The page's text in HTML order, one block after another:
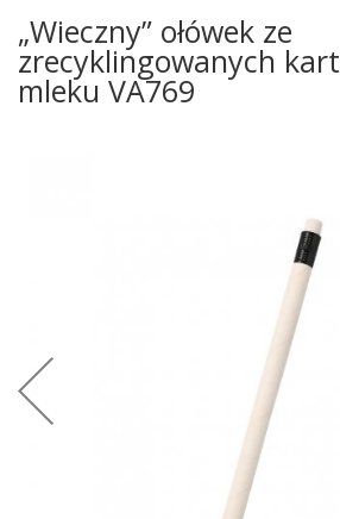
„Wieczny” ołówek ze
zrecyklingowanych
mleku VA769